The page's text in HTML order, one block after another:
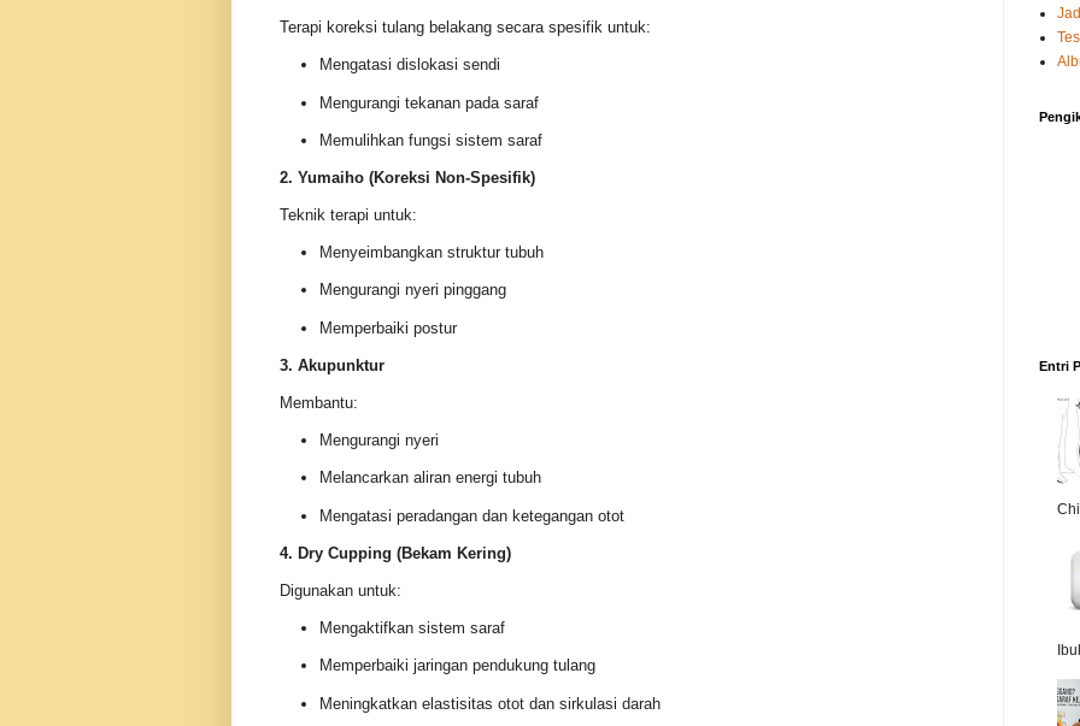
Terapi koreksi tulang belakang secara spesifik untuk:
Mengatasi dislokasi sendi
Mengurangi tekanan pada saraf
Memulihkan fungsi sistem saraf
2. Yumaiho (Koreksi Non-Spesifik)
Teknik terapi untuk:
Menyeimbangkan struktur tubuh
Mengurangi nyeri pinggang
Memperbaiki postur
3. Akupunktur
Membantu:
Mengurangi nyeri
Melancarkan aliran energi tubuh
Mengatasi peradangan dan ketegangan otot
4. Dry Cupping (Bekam Kering)
Digunakan untuk:
Mengaktifkan sistem saraf
Memperbaiki jaringan pendukung tulang
Meningkatkan elastisitas otot dan sirkulasi darah
Entri